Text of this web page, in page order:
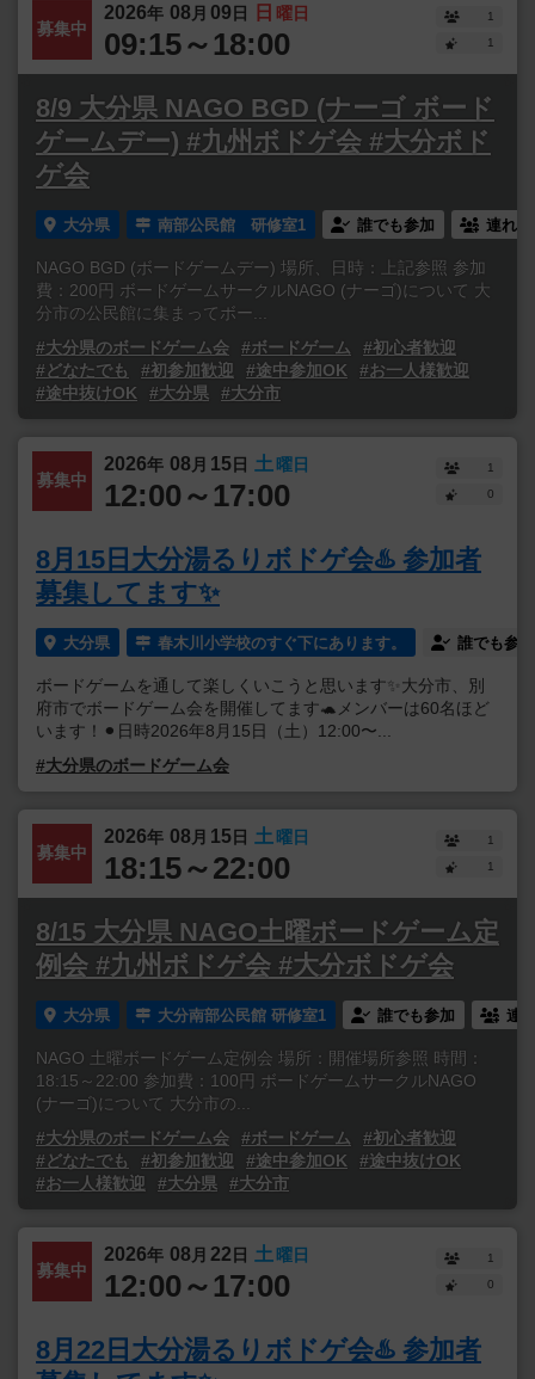
募集中
2026年 08 月 09日 日 曜日
09:15～18:00
1
1
8/9 大分県 NAGO BGD (ナーゴ ボード
ゲームデー) #九州ボドゲ会 #大分ボド
ゲ会
大分県 南部公民館 研修室1 誰でも参加 連れ
NAGO BGD (ボードゲームデー) 場所、日時：上記参照 参加
費：200円 ボードゲームサークルNAGO (ナーゴ)について 大
分市の公民館に集まってボー...
#大分県のボードゲーム会
#ボードゲーム
#初心者歓迎
#どなたでも
#初参加歓迎 #途中参加OK
#お一人様歓迎
#途中抜けOK
#大分県 #大分市
募集中
2026年 08 月 15日 土曜日
12:00～17:00
1
0
8月15日大分湯るりボドゲ会♨️ 参加者
募集してます✨
大分県 春木川小学校のすぐ下にあります。 誰でも参加
ボードゲームを通して楽しくいこうと思います✨大分市、別
府市でボードゲーム会を開催してます🐢メンバーは60名ほど
います！⚫︎日時2026年8月15日（土）12:00〜...
#大分県のボードゲーム会
募集中
2026年 08 月 15日 土曜日
18:15～22:00
1
1
8/15 大分県 NAGO土曜ボードゲーム定
例会 #九州ボドゲ会 #大分ボドゲ会
大分県 大分南部公民館 研修室1 誰でも参加 連
NAGO 土曜ボードゲーム定例会 場所：開催場所参照 時間：
18:15～22:00 参加費：100円 ボードゲームサークルNAGO
(ナーゴ)について 大分市の...
#大分県のボードゲーム会
#ボードゲーム
#初心者歓迎
#どなたでも
#初参加歓迎 #途中参加OK
#途中抜けOK
#お一人様歓迎
#大分県 #大分市
募集中
2026年 08 月 22日 土曜日
12:00～17:00
1
0
8月22日大分湯るりボドゲ会♨️ 参加者